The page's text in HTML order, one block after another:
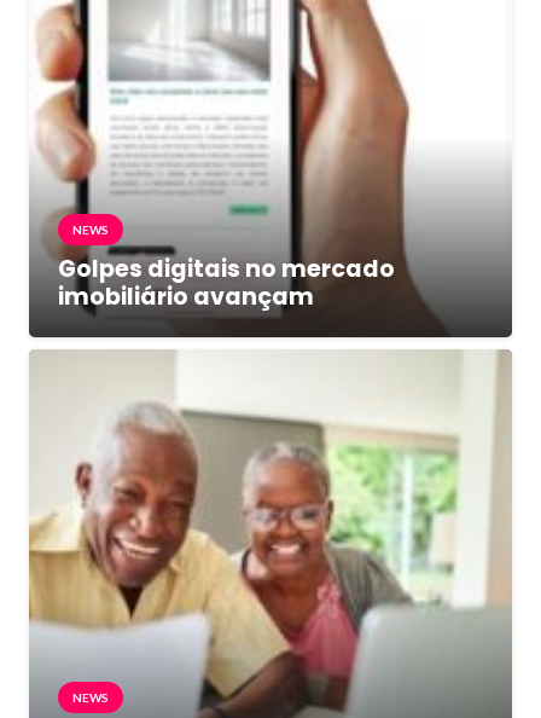
NEWS
Golpes digitais no mercado
imobiliário avançam
NEWS